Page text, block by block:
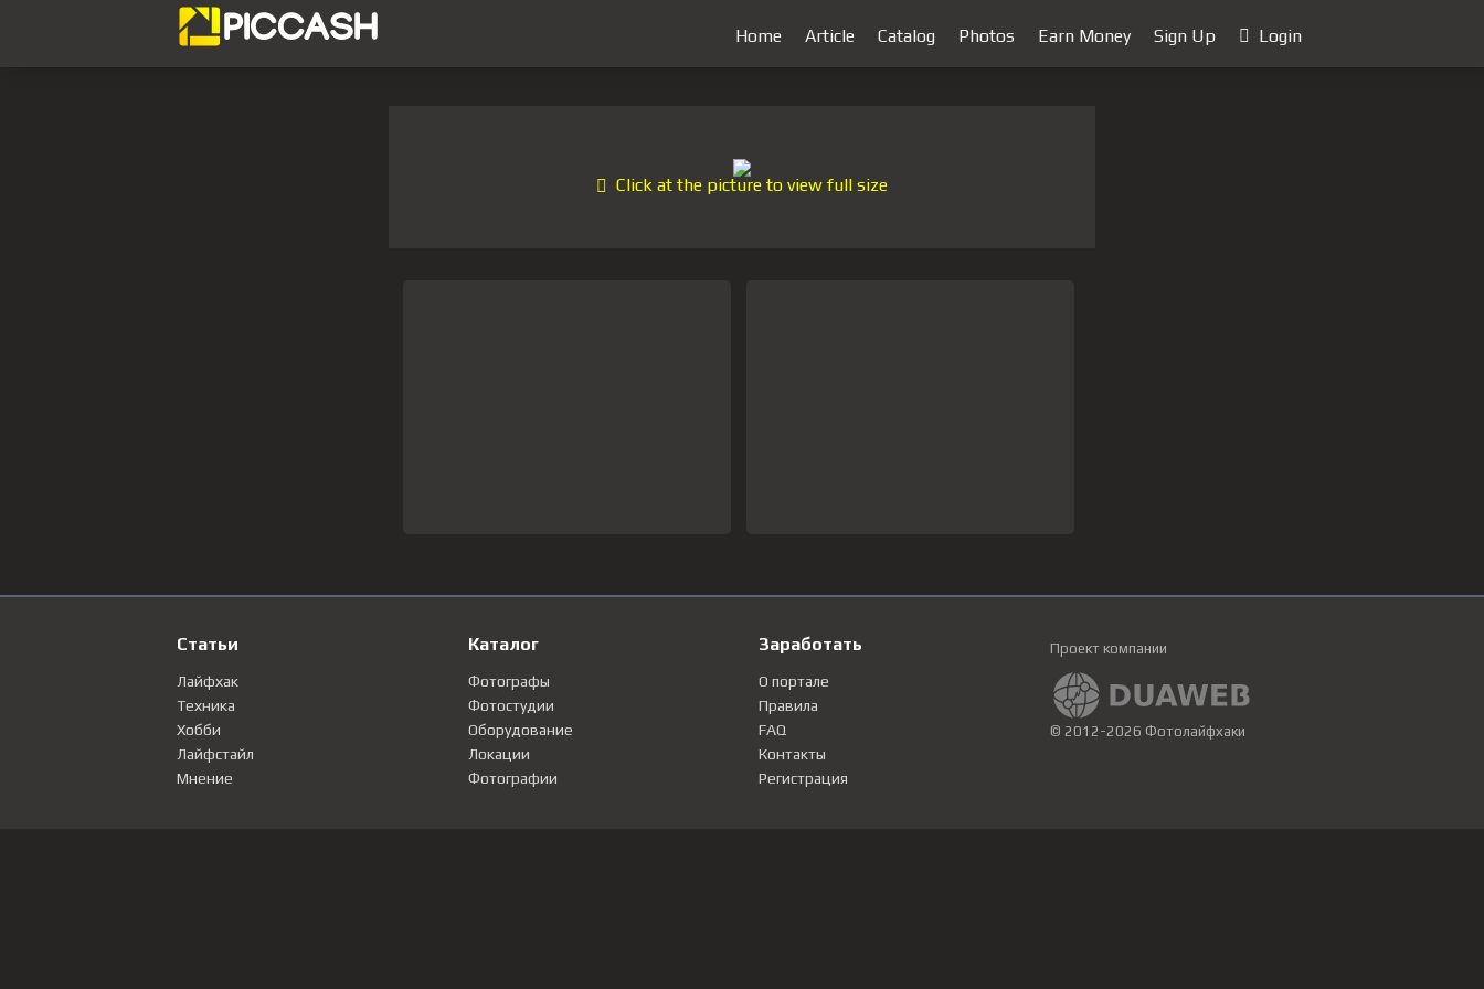
Home Article Catalog Photos Earn Money Sign Up Login
Click at the picture to view full size
Статьи
Лайфхак
Техника
Хобби
Лайфстайл
Мнение
Каталог
Фотографы
Фотостудии
Оборудование
Локации
Фотографии
Заработать
О портале
Правила
FAQ
Контакты
Регистрация
Проект компании
© 2012-2026 Фотолайфхаки